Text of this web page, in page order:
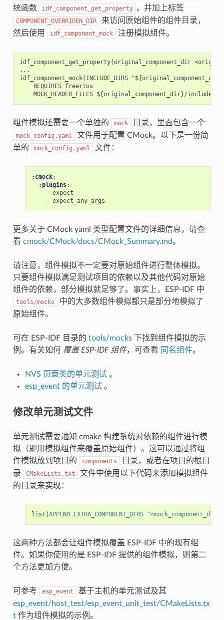
统函数
idf_component_get_property ，并加上标签
COMPONENT_OVERRIDEN_DIR
来访问原始组件的组件目录，
然后使用
idf_component_mock 注册模拟组件。
idf_component_get_property(original_component_dir <original-
...
idf_component_mock(INCLUDE_DIRS
    REQUIRES freertos
组件模拟还需要一个单独的 mock 目录，里面包含一个
mock_config.yaml
文件用于配置 CMock。以下是一份简
单的
mock_config.yaml 文件：
:cmock:
:plugins:
- expect
- expect_any_args
更多关于 CMock yaml 类型配置文件的详细信息，请查
看 cmock/CMock/docs/CMock_Summary.md。
请注意，组件模拟不一定要对原始组件进行整体模拟。
只要组件模拟满足测试项目的依赖以及其他代码对原始
组件的依赖，部分模拟就足够了。事实上，ESP-IDF 中
tools/mocks
中的大多数组件模拟都只是部分地模拟了
原始组件。
可在 ESP-IDF 目录的 tools/mocks下找到组件模拟的示
例。有关如何 覆盖 ESP-IDF 组件，可查看 同名组件。
NVS 页面类的单元测试 。
esp_event 的单元测试 。
修改单元测试文件
单元测试需要通知 cmake 构建系统对依赖的组件进行模
拟（即用模拟组件来覆盖原始组件）。这可以通过将组
件模拟放到项目的
components
目录，或者在项目的根目
录
CMakeLists.txt
文件中使用以下代码来添加模拟组件
的目录来实现：
list (APPEND EXTRA_COMPONENT_DIRS "<mock_component_dir>"
这两种方法都会让组件模拟覆盖 ESP-IDF 中的现有组
件。如果你使用的是 ESP-IDF 提供的组件模拟，则第二
个方法更加方便。
可参考 esp_event
基于主机的单元测试及其
esp_event/host_test/esp_event_unit_test/CMakeLists.tx
t作为组件模拟的示例。